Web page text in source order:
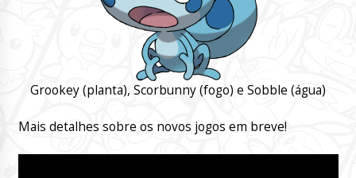
Grookey (planta), Scorbunny (fogo) e Sobble (água)
Mais detalhes sobre os novos jogos em breve!